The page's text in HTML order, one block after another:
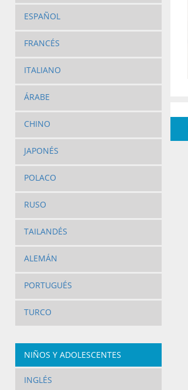
ESPAÑOL
FRANCÉS
ITALIANO
ÁRABE
CHINO
JAPONÉS
POLACO
RUSO
TAILANDÉS
ALEMÁN
PORTUGUÉS
TURCO
NIÑOS Y ADOLESCENTES
INGLÉS